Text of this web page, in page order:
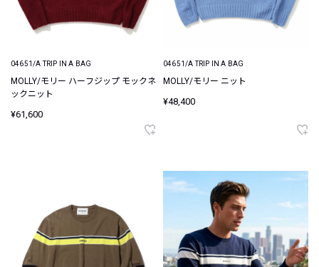
04651/A TRIP IN A BAG
MOLLY/モリー ハーフジップ モックネ
ックニット
¥61,600
04651/A TRIP IN A BAG
MOLLY/モリー ニット
¥48,400